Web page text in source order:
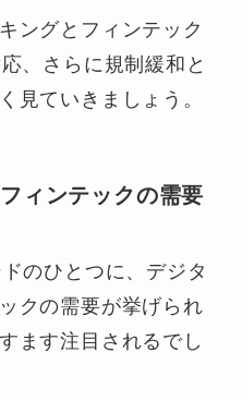
ングとフィンテック
、さらに規制緩和と
見ていきましょう。
ィンテックの需要
のひとつに、デジタ
クの需要が挙げられ
ます注目されるでし